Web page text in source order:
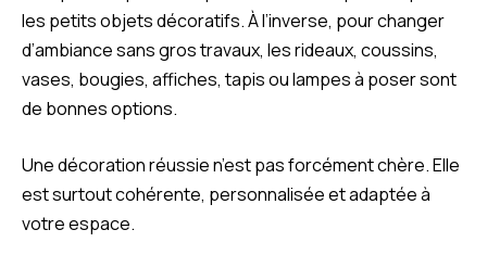
les petits objets décoratifs. À l’inverse, pour changer
d’ambiance sans gros travaux, les rideaux, coussins,
vases, bougies, affiches, tapis ou lampes à poser sont
de bonnes options.
Une décoration réussie n’est pas forcément chère. Elle
est surtout cohérente, personnalisée et adaptée à
votre espace.